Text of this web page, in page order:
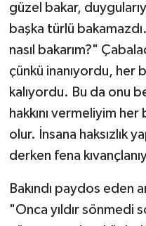
güzel bakar,
başka türlü
nasıl bakarım?"
çünkü inanıyordu, her
kalıyordu. Bu da onu
hakkını vermeliyim her
olur. İnsana haksızlık
derken fena
Bakındı paydos eden
"Onca yıldır sönmedi